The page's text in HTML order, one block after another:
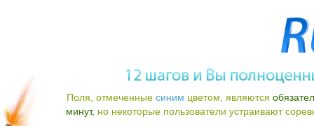
Поля, отмеченные синим цветом, являются
минут, но некоторые пользователи устраивают